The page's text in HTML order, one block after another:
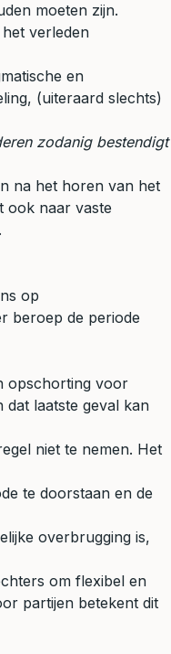
moeten zijn.
verleden
en
(uiteraard slechts)
zodanig bestendigt
na het horen van het
ook naar vaste
op
beroep de periode
opschorting voor
laatste geval kan
niet te nemen. Het
te doorstaan en de
overbrugging is,
om flexibel en
partijen betekent dit